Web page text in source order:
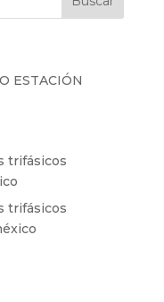
ESTACIÓN
trifásicos
trifásicos